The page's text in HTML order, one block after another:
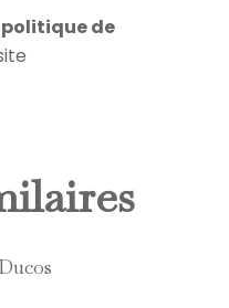
politique de